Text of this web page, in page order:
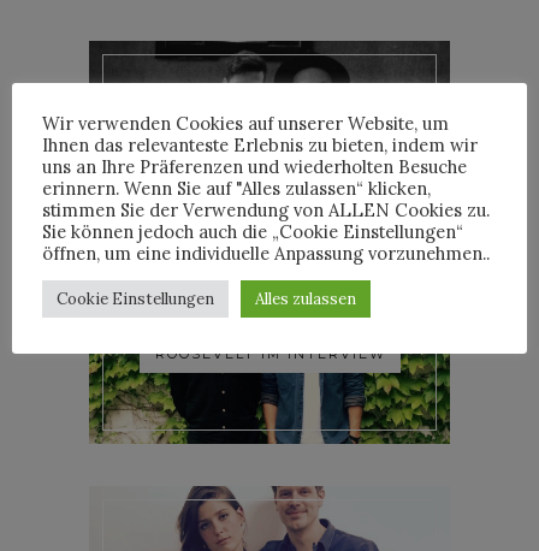
YOANN LEMOINE AKA
WOODKID IM INTERVIEW
ROOSEVELT IM INTERVIEW
Wir verwenden Cookies auf unserer Website, um
Ihnen das relevanteste Erlebnis zu bieten, indem wir
uns an Ihre Präferenzen und wiederholten Besuche
erinnern. Wenn Sie auf "Alles zulassen“ klicken,
stimmen Sie der Verwendung von ALLEN Cookies zu.
Sie können jedoch auch die „Cookie Einstellungen“
öffnen, um eine individuelle Anpassung vorzunehmen..
Cookie Einstellungen Alles zulassen